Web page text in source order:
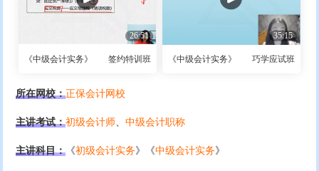
26:51
《中级会计实务》 签约特训班
35:15
《中级会计实务》 巧学应试班
所在网校：正保会计网校
主讲考试：初级会计师 、中级会计职称
主讲科目： 《初级会计实务》《中级会计实务》